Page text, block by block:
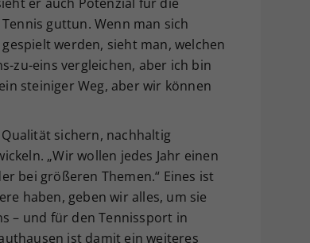
guttun. Wenn man sich
werden, sieht man, welchen
zu-eins vergleichen, aber ich bin
steiniger Weg, aber wir können
sichern, nachhaltig
„Wir wollen jedes Jahr einen
bei größeren Themen.“ Eines ist
haben, geben wir alles, um sie
– und für den Tennissport in
ist damit ein weiteres